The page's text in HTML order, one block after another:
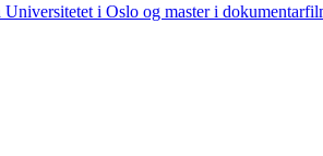
i Oslo og master i